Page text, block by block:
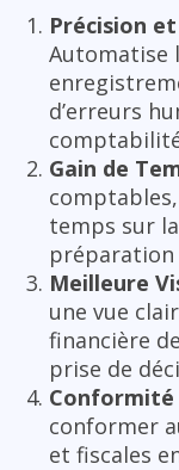
Précision
Automatise
d’erreurs
Gain de
temps sur
Meilleure
une vue
financière
prise de
Conformité
conformer
et fiscales